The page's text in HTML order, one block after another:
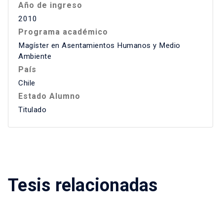
Año de ingreso
2010
Programa académico
Magíster en Asentamientos Humanos y Medio
Ambiente
País
Chile
Estado Alumno
Titulado
Tesis relacionadas